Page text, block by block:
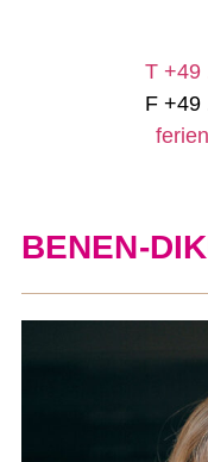
T +49
F +49
BENEN-